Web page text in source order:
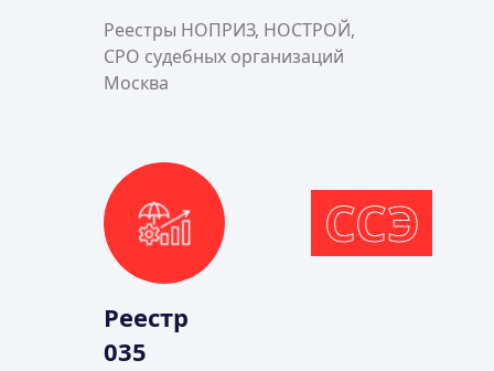
Реестры НОПРИЗ, НОСТРОЙ,
СРО судебных организаций
Москва
ССЭ
Реестр
035